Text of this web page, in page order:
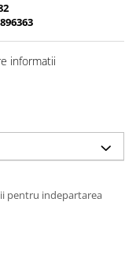
informatii
pentru indepartarea